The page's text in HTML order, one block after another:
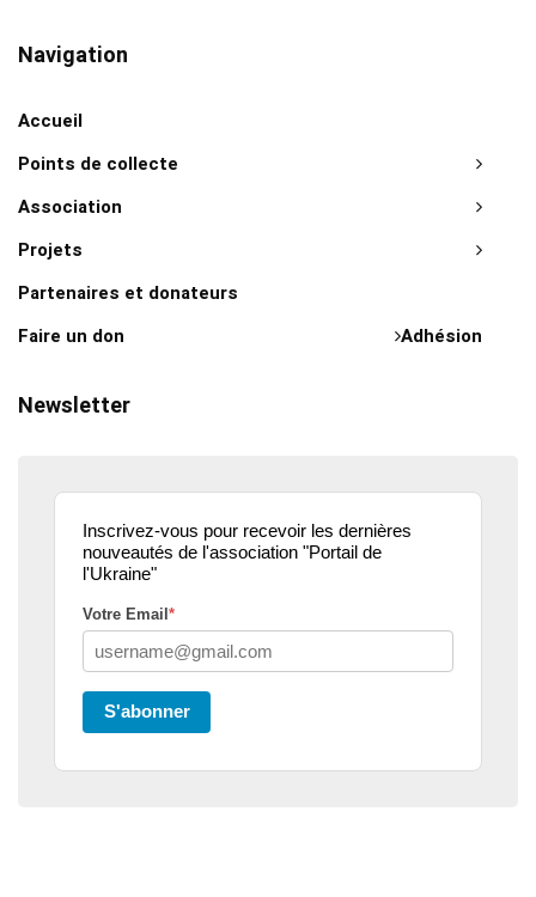
Navigation
Accueil
Points de collecte
Association
Projets
Partenaires et donateurs
Adhésion
Faire un don
Newsletter
Inscrivez-vous pour recevoir les dernières
nouveautés de l'association "Portail de
l'Ukraine"
Votre Email *
S'abonner